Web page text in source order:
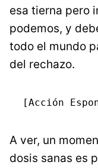
esa tierna pero
podemos, y
todo el mundo
del rechazo.
A ver, un
dosis sanas es